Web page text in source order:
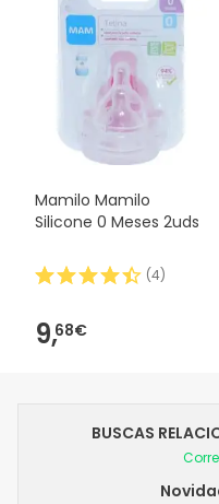
Mamilo Mamilo
Silicone 0 Meses 2uds
(4)
9,68€
BUSCAS